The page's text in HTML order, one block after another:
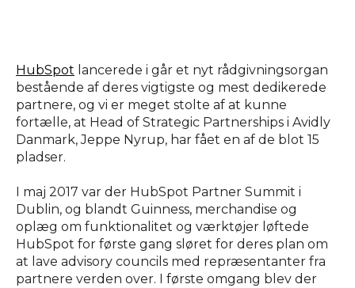
HubSpot lancerede i går et nyt rådgivningsorgan
bestående af deres vigtigste og mest dedikerede
partnere, og vi er meget stolte af at kunne
fortælle, at Head of Strategic Partnerships i Avidly
Danmark, Jeppe Nyrup, har fået en af de blot 15
pladser.
I maj 2017 var der HubSpot Partner Summit i
Dublin, og blandt Guinness, merchandise og
oplæg om funktionalitet og værktøjer løftede
HubSpot for første gang sløret for deres plan om
at lave advisory councils med repræsentanter fra
partnere verden over. I første omgang blev der